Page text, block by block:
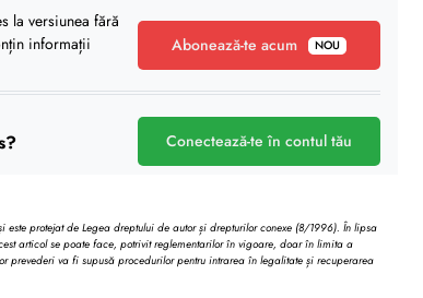
la versiunea fără
informații
Abonează-te acum NOU
Conectează-te în contul tău
este protejat de Legea dreptului de autor și drepturilor conexe (8/1996). În lipsa
articol se poate face, potrivit reglementarilor în vigoare, doar în limita a
va fi supusă procedurilor pentru intrarea în legalitate și recuperarea